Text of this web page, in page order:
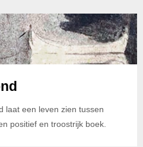
laat een leven zien tussen
positief en troostrijk boek.